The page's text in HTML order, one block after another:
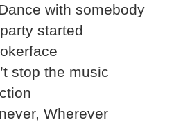
with somebody
started
stop the music
Wherever